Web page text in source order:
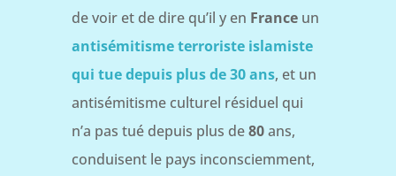
de voir et de dire qu’il y en Franceun
antisémitisme terroriste islamiste
qui tue depuis plus de 30 ans, et un
antisémitisme culturel résiduel qui
n’a pas tué depuis plus de80ans,
conduisent le pays inconsciemment,